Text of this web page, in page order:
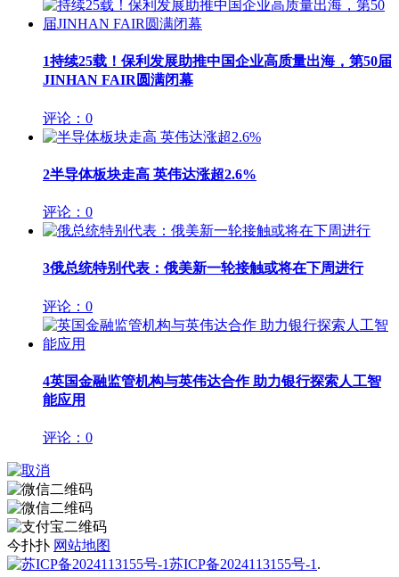
1持续25载！保利发展助推中国企业高质量出海，第50届
JINHAN FAIR圆满闭幕
评论：0
2半导体板块走高 英伟达涨超2.6%
评论：0
3俄总统特别代表：俄美新一轮接触或将在下周进行
评论：0
4英国金融监管机构与英伟达合作 助力银行探索人工智
能应用
评论：0
今扑扑 网站地图
苏ICP备2024113155号-1 .